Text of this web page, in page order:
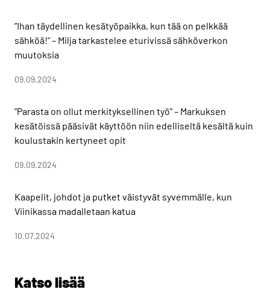
”Ihan täydellinen kesätyöpaikka, kun tää on pelkkää
sähköä!” – Milja tarkastelee eturivissä sähköverkon
muutoksia
09.09.2024
”Parasta on ollut merkityksellinen työ” – Markuksen
kesätöissä pääsivät käyttöön niin edelliseltä kesältä kuin
koulustakin kertyneet opit
09.09.2024
Kaapelit, johdot ja putket väistyvät syvemmälle, kun
Viinikassa madalletaan katua
10.07.2024
Katso lisää